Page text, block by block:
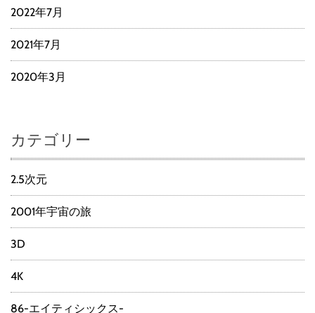
2022年7月
2021年7月
2020年3月
カテゴリー
2.5次元
2001年宇宙の旅
3D
4K
86-エイティシックス-